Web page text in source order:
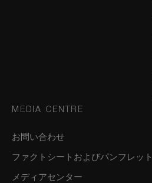
MEDIA CENTRE
お問い合わせ
ファクトシートおよびパンフレット
メディアセンター